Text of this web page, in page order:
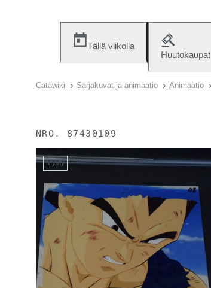
Tällä viikolla
Huutokaupat
Catawiki Sarjakuvat ja animaatio Animaatio
NRO. 87430109
Myyty